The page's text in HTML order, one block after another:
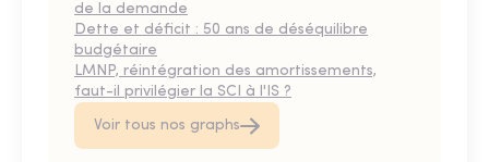
de la demande
Dette et déficit : 50 ans de déséquilibre
budgétaire
LMNP, réintégration des amortissements,
faut-il privilégier la SCI à l'IS ?
Voir tous nos graphs